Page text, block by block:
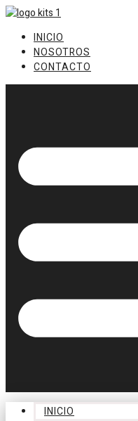
Ir
contenidoINICIO
NOSOTROS
CONTACTO
INICIO